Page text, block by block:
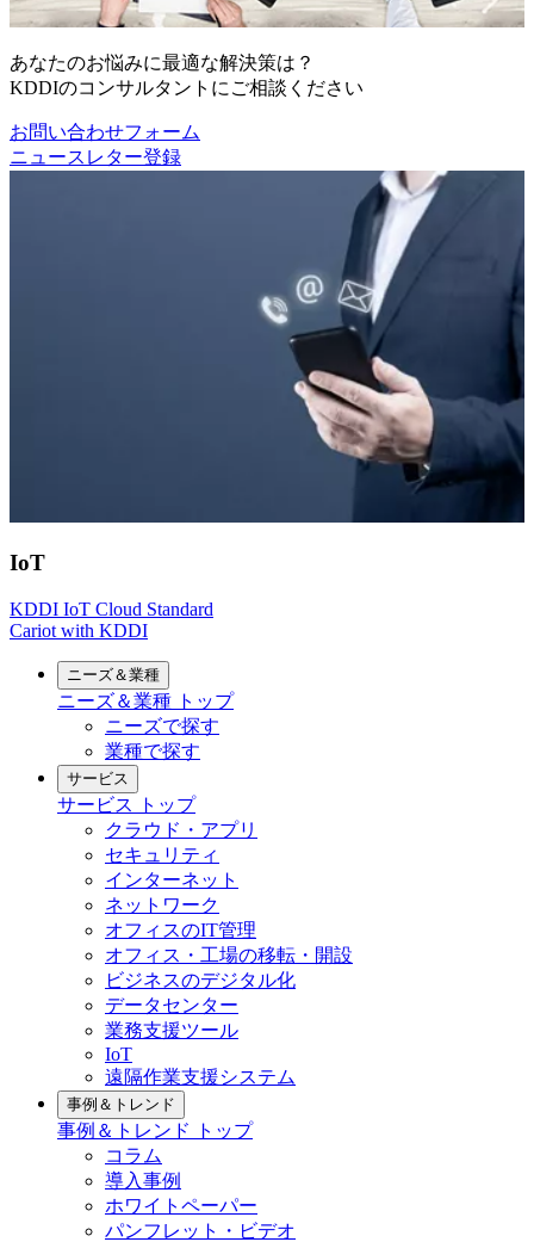
あなたのお悩みに最適な解決策は？
KDDIのコンサルタントにご相談ください
お問い合わせフォーム
ニュースレター登録
IoT
KDDI IoT Cloud Standard
Cariot with KDDI
ニーズ＆業種
ニーズ＆業種 トップ
ニーズで探す
業種で探す
サービス
サービス
トップ
クラウド・アプリ
セキュリティ
インターネット
ネットワーク
オフィスのIT管理
オフィス・工場の移転・開設
ビジネスのデジタル化
データセンター
業務支援ツール
IoT
遠隔作業支援システム
事例＆トレンド
事例＆トレンド
トップ
コラム
導入事例
ホワイトペーパー
パンフレット・ビデオ